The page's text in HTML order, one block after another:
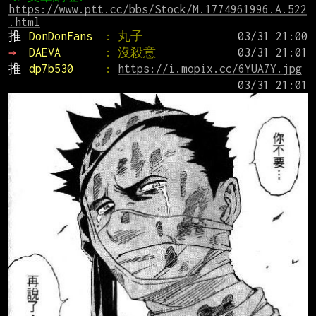
https://www.ptt.cc/bbs/Stock/M.1774961996.A.522
.html
推
DonDonFans : 丸子
→
DAEVA : 沒殺意
推
dp7b530 :
https://i.mopix.cc/6YUA7Y.jpg